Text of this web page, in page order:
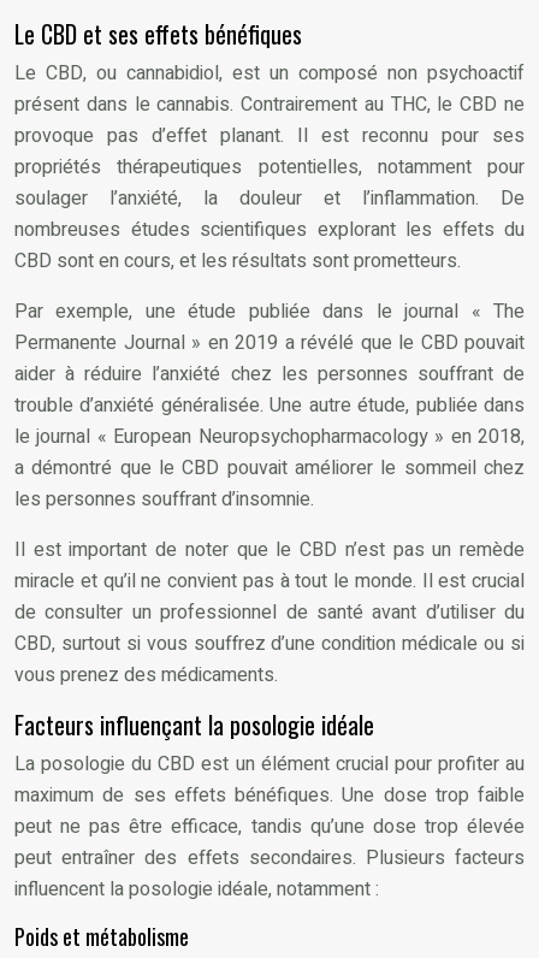
Le CBD et ses effets bénéfiques
Le CBD, ou cannabidiol, est un composé non psychoactif
présent dans le cannabis. Contrairement au THC, le CBD ne
provoque pas d’effet planant. Il est reconnu pour ses
propriétés thérapeutiques potentielles, notamment pour
soulager l’anxiété, la douleur et l’inflammation. De
nombreuses études scientifiques explorant les effets du
CBD sont en cours, et les résultats sont prometteurs.
Par exemple, une étude publiée dans le journal « The
Permanente Journal » en 2019 a révélé que le CBD pouvait
aider à réduire l’anxiété chez les personnes souffrant de
trouble d’anxiété généralisée. Une autre étude, publiée dans
le journal « European Neuropsychopharmacology » en 2018,
a démontré que le CBD pouvait améliorer le sommeil chez
les personnes souffrant d’insomnie.
Il est important de noter que le CBD n’est pas un remède
miracle et qu’il ne convient pas à tout le monde. Il est crucial
de consulter un professionnel de santé avant d’utiliser du
CBD, surtout si vous souffrez d’une condition médicale ou si
vous prenez des médicaments.
Facteurs influençant la posologie idéale
La posologie du CBD est un élément crucial pour profiter au
maximum de ses effets bénéfiques. Une dose trop faible
peut ne pas être efficace, tandis qu’une dose trop élevée
peut entraîner des effets secondaires. Plusieurs facteurs
influencent la posologie idéale, notamment :
Poids et métabolisme